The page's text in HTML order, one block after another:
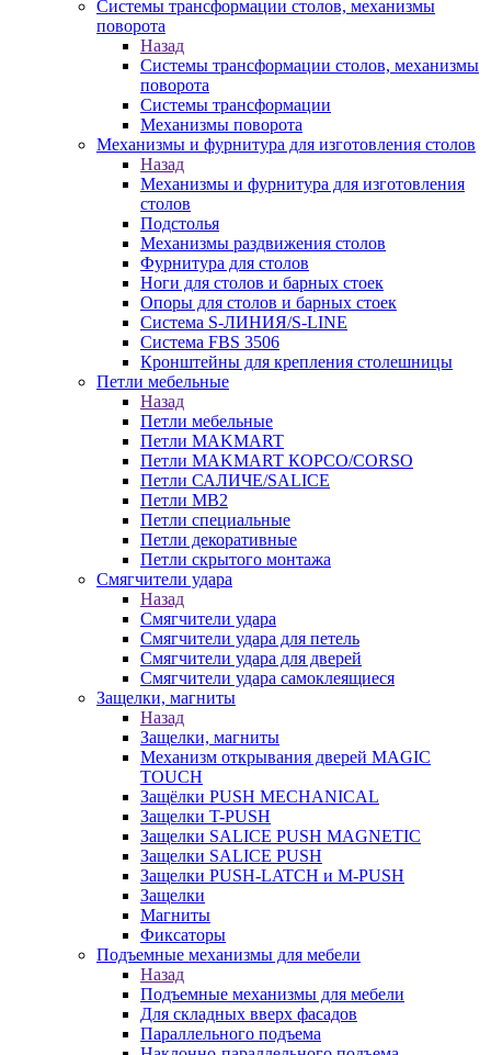
Системы трансформации столов, механизмы
поворота
Назад
Системы трансформации столов, механизмы
поворота
Системы трансформации
Механизмы поворота
Механизмы и фурнитура для изготовления столов
Назад
Механизмы и фурнитура для изготовления
столов
Подстолья
Механизмы раздвижения столов
Фурнитура для столов
Ноги для столов и барных стоек
Опоры для столов и барных стоек
Система S-ЛИНИЯ/S-LINE
Система FBS 3506
Кронштейны для крепления столешницы
Петли мебельные
Назад
Петли мебельные
Петли MAKMART
Петли MAKMART КОРСО/CORSO
Петли САЛИЧЕ/SALICE
Петли MB2
Петли специальные
Петли декоративные
Петли скрытого монтажа
Смягчители удара
Назад
Смягчители удара
Смягчители удара для петель
Смягчители удара для дверей
Cмягчители удара самоклеящиеся
Защелки, магниты
Назад
Защелки, магниты
Механизм открывания дверей MAGIC
TOUCH
Защёлки PUSH MECHANICAL
Защелки T-PUSH
Защелки SALICE PUSH MAGNETIC
Защелки SALICE PUSH
Защелки PUSH-LATCH и M-PUSH
Защелки
Магниты
Фиксаторы
Подъемные механизмы для мебели
Назад
Подъемные механизмы для мебели
Для складных вверх фасадов
Параллельного подъема